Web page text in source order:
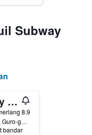
Subway
Ramada by Wyndham Seoul Sindorim
8.9
624, Gyeongin-ro, Guro-gu, Seoul, Korea Selatan
bandar